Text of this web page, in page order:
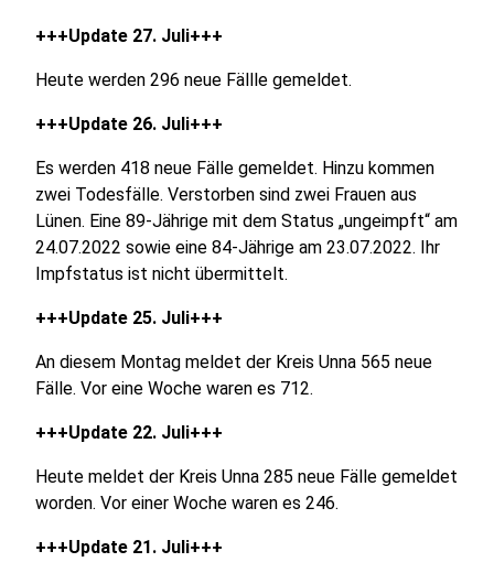
+++Update 27. Juli+++
Heute werden 296 neue Fällle gemeldet.
+++Update 26. Juli+++
Es werden 418 neue Fälle gemeldet. Hinzu kommen
zwei Todesfälle. Verstorben sind zwei Frauen aus
Lünen. Eine 89-Jährige mit dem Status „ungeimpft“ am
24.07.2022 sowie eine 84-Jährige am 23.07.2022. Ihr
Impfstatus ist nicht übermittelt.
+++Update 25. Juli+++
An diesem Montag meldet der Kreis Unna 565 neue
Fälle. Vor eine Woche waren es 712.
+++Update 22. Juli+++
Heute meldet der Kreis Unna 285 neue Fälle gemeldet
worden. Vor einer Woche waren es 246.
+++Update 21. Juli+++